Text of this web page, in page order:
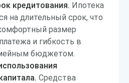
кредитования. Ипотека
на длительный срок, что
размер
и гибкость в
бюджетом.
Средства